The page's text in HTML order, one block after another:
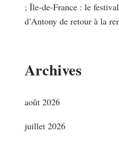
; Île-de-France : le
d’Antony de retour à la
Archives
août 2026
juillet 2026